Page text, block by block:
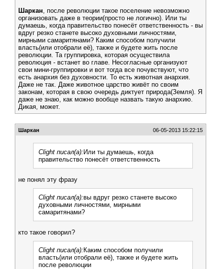
Шаркан, после революции такое поселение невозможно
организовать даже в теории(просто не логично). Или ты
думаешь, когда правительство понесёт ответственность - вы
вдруг резко станете высоко духовными личностями,
мирными самаритянами? Каким способом получили
власть(или отобрали её), также и будете жить после
революции. Та группировка, которая осуществила
революция - встанет во главе. Несогласные организуют
свои мини-группировки и вот тогда все почувствуют, что
есть анархия без духовности. То есть животная анархия.
Даже не так. Даже животное царство живёт по своим
законам, которая в свою очередь диктует природа(Земля). Я
даже не знаю, как можно вообще назвать такую анархию.
Дикая, может.
Шаркан 06-05-2013 15:22:15
Clight писал(а): Или ты думаешь, когда
правительство понесёт ответственность
не понял эту фразу
Clight писал(а):вы вдруг резко станете высоко
духовными личностями, мирными
самаритянами?
кто такое говорил?
Clight писал(а): Каким способом получили
власть(или отобрали её), также и будете жить
после революции